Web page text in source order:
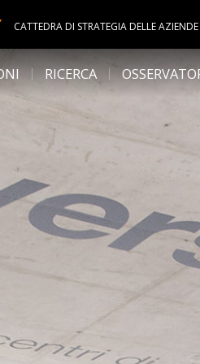
CATTEDRA DI STRATEGIA DELLE
RICERCA